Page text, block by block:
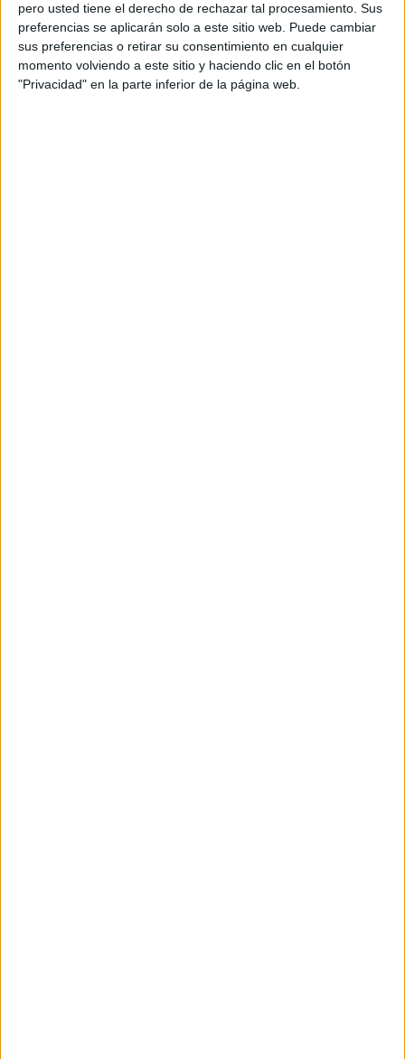
pero usted tiene el derecho de rechazar tal procesamiento. Sus
preferencias se aplicarán solo a este sitio web. Puede cambiar
sus preferencias o retirar su consentimiento en cualquier
momento volviendo a este sitio y haciendo clic en el botón
"Privacidad" en la parte inferior de la página web.
literatura oriental, com també assegurar que
serà un llibre inoblidable per qui el llegeixi. A
diferència d'una gran recepta delsgermans
Roca, "Els misteris de la cuina dels Kamogawa"